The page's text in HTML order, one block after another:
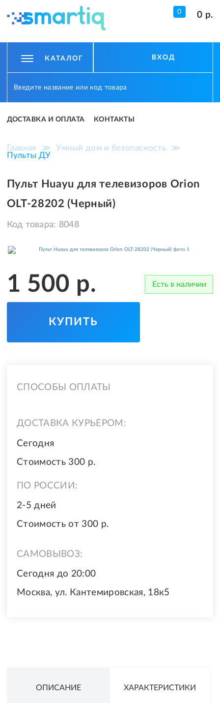
0 0 р.
КАТАЛОГ ВХОД
ДОСТАВКА И ОПЛАТА КОНТАКТЫ
Главная ≫ Умный дом и безопасность
≫
Пульты ДУ
Пульт Huayu для телевизоров Orion
OLT-28202 (Черный)
Код товара: 8048
1 500 р. Есть в наличии
КУПИТЬ
СПОСОБЫ ОПЛАТЫ
ДОСТАВКА КУРЬЕРОМ:
Сегодня
Стоимость 300 р.
ПО РОССИИ:
2-5 дней
Стоимость от 300 р.
САМОВЫВОЗ:
Сегодня до 20:00
Москва, ул. Кантемировская, 18к5
ОПИСАНИЕ ХАРАКТЕРИСТИКИ